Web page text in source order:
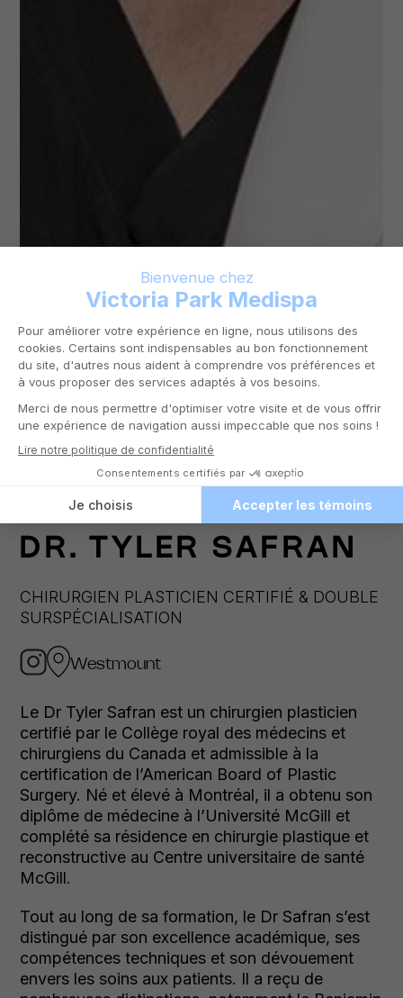
DR. TYLER SAFRAN
CHIRURGIEN PLASTICIEN CERTIFIÉ & DOUBLE
SURSPÉCIALISATION
Westmount
Le Dr Tyler Safran est un chirurgien plasticien
certifié par le Collège royal des médecins et
chirurgiens du Canada et admissible à la
certification de l’American Board of Plastic
Surgery. Né et élevé à Montréal, il a obtenu son
diplôme de médecine à l’Université McGill et
complété sa résidence en chirurgie plastique et
reconstructive au Centre universitaire de santé
McGill.
Tout au long de sa formation, le Dr Safran s’est
distingué par son excellence académique, ses
compétences techniques et son dévouement
envers les soins aux patients. Il a reçu de